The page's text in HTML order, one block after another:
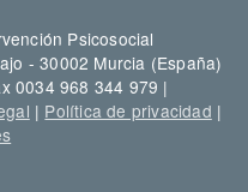
Psicosocial
- 30002 Murcia (España)
0034 968 344 979 |
| Política de privacidad |